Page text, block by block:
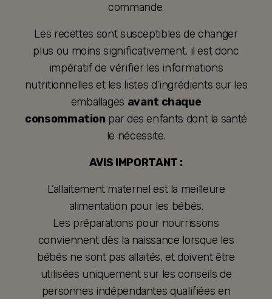
commande.
Les recettes sont susceptibles de changer
plus ou moins significativement, il est donc
impératif de vérifier les informations
nutritionnelles et les listes d’ingrédients sur les
emballages avant chaque
consommation par des enfants dont la santé
le nécessite.
AVIS IMPORTANT :
L’allaitement maternel est la meilleure
alimentation pour les bébés.
Les préparations pour nourrissons
conviennent dès la naissance lorsque les
bébés ne sont pas allaités, et doivent être
utilisées uniquement sur les conseils de
personnes indépendantes qualifiées en